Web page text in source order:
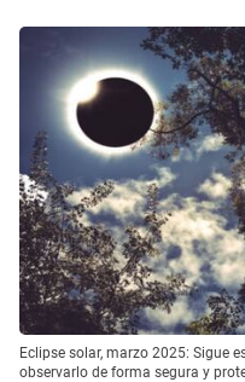
Eclipse solar, marzo 2025: Sigue
observarlo de forma segura y